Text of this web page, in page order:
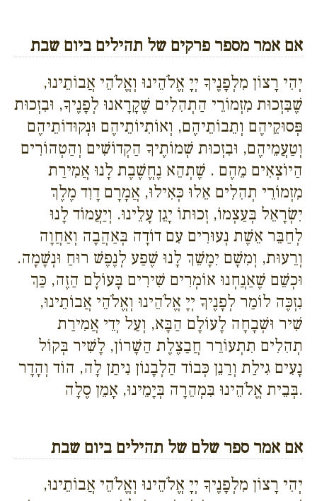
אם אמר מספר פרקים של תהילים ביום שבת
יְהִי רָצוֹן מִלְפָנֶיךָ יְיָ אֱלֹהֵינוּ וְאֱלֹהֵי אֲבוֹתֵינוּ,
שֶׁבִּזְכוּת מִזְמוֹרֵי הַתְהִלִים שֶׁקָרָאנוּ לְפָנֶיךָ, וּבִזְכוּת
פְּסוּקֵיהֶם וְתֵבוֹתֵיהֶם, וְאוֹתִיוֹתֵיהֶם וּנְקוּדוֹתֵיהֶם
וְטַעֲמֵיהֶם, וּבִזְכוּת שְׁמוֹתֶיךָ הַקְדוֹשִׁים וְהַטְהוֹרִים
הַיוֹצְאִים מֵהֶם . שֶׁתְהֵא נֶחֱשֶׁבֶת לָנוּ אֲמִירַת
מִזְמוֹרֵי תְהִלִים אֵלוּ כְּאִילוּ, אֲמָרָם דָוִד מֶלֶךְ
יִשְׂרָאֵל בְּעַצְמוֹ, זְכוּתוֹ יָגֵן עָלֵינוּ. וְיַעֲמוֹד לָנוּ
לְחַבֵּר אֵשֶׁת נְעוּרִים עִם דוֹדָה בְּאַהֲבָה וְאַחֲוָה
וְרֵעוּת, וְמִשָׁם יִמָשֵׁךְ לָנוּ שֶׁפַע לְנֶפֶשׁ רוּחַ וּנְשָׁמָה.
וּכְשֵׁם שֶׁאַנֲחְנוּ אוֹמְרִים שִׁירִים בָּעוֹלָם הַזֶה, כַּךְ
נִזְכֶּה לוֹמַר לְפָנֶיךָ יְיָ אֱלֹהֵינוּ וְאֱלֹהֵי אֲבוֹתֵינוּ,
שִׁיר וּשְׁבָחָה לָעוֹלָם הַבָּא, וְעַל יְדֵי אֲמִירַת
תְהִלִים תִתְעוֹרֵר חֲבַצֶלֶת הַשָׁרוֹן, לָשִׁיר בְּקוֹל
נָעִים גִילַת וְרַנֵן כְּבוֹד הַלְבָנוֹן נִיתַן לָה, הוֹד וְהָדָר
בְּבֵית אֱלֹהֵינוּ בִּמְהֵרָה בְּיָמֵינוּ, אָמֵן סֶלָה.
אם אמר ספר שלם של תהילים ביום שבת
יְהִי רָצוֹן מִלְפָנֶיךָ יְיָ אֱלֹהֵינוּ וְאֱלֹהֵי אֲבוֹתֵינוּ,